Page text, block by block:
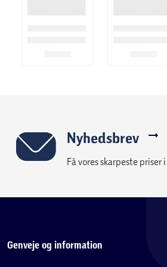
Nyhedsbrev
Få vores skarpeste priser
Genveje og information